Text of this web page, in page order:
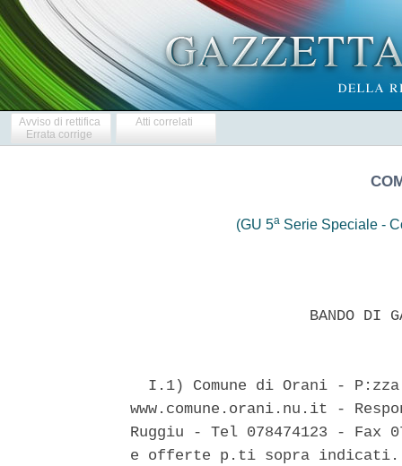
Avviso di rettifica
Errata corrige
Atti correlati
(GU 5a Serie Speciale -
BANDO DI
I.1) Comune di Orani -
www.comune.orani.nu.it -
Ruggiu - Tel 078474123 - Fax
e offerte p.ti sopra indicati.